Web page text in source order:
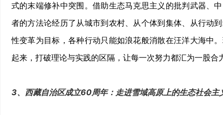
式的末端修补中突围。借助生态马克思主义的批判武器、
者的方法论经历了从城市到农村、从个体到集体、从行动
性变革为目标，各种行动只能如浪花般消散在汪洋大海中
起来，打破理论与实践的区隔，让每一次努力都汇为一股
3、西藏自治区成立60周年：走进雪域高原上的生态社会主